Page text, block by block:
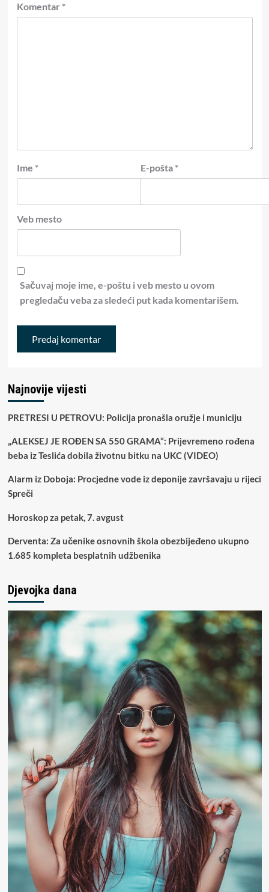
Komentar *
Ime * E-pošta *
Veb mesto
Sačuvaj moje ime, e-poštu i veb mesto u ovom
pregledaču veba za sledeći put kada komentarišem.
Najnovije vijesti
PRETRESI U PETROVU: Policija pronašla oružje i municiju
„ALEKSEJ JE ROĐEN SA 550 GRAMA“: Prijevremeno rođena
beba iz Teslića dobila životnu bitku na UKC (VIDEO)
Alarm iz Doboja: Procjedne vode iz deponije završavaju u rijeci
Spreči
Horoskop za petak, 7. avgust
Derventa: Za učenike osnovnih škola obezbijeđeno ukupno
1.685 kompleta besplatnih udžbenika
Djevojka dana